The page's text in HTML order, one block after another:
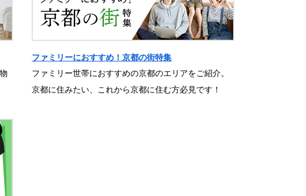
ファミリーにおすすめ！京都の街特集
ファミリー世帯におすすめの京都のエリアをご紹介。
京都に住みたい、これから京都に住む方必見です！